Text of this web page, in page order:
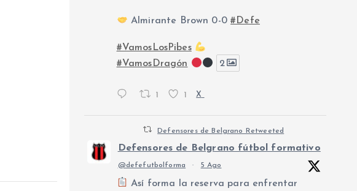
Almirante Brown 0-0#Defe
#VamosLosPibes
#VamosDragón
2
1 1 X
Defensores de Belgrano Retweeted
Defensores de Belgrano fútbol formativo
@defefutbolforma · 5 Ago
Así forma la reserva para enfrentar